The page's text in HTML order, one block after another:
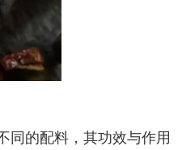
同的配料，其功效与作用